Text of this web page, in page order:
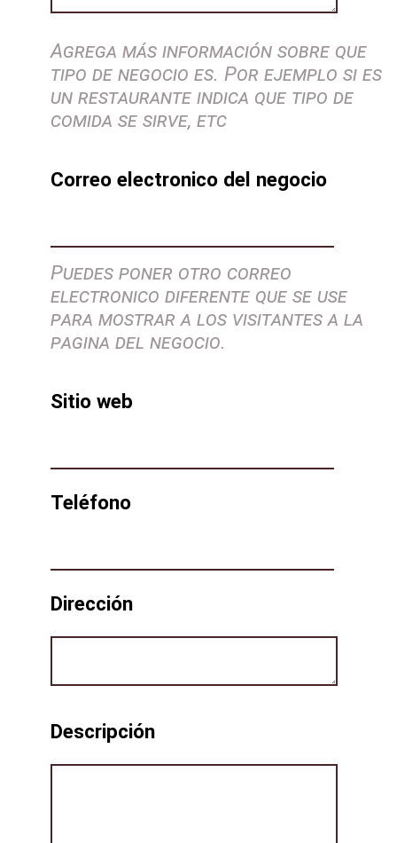
Agrega más información sobre que
tipo de negocio es. Por ejemplo si es
un restaurante indica que tipo de
comida se sirve, etc
Correo electronico del negocio
Puedes poner otro correo
electronico diferente que se use
para mostrar a los visitantes a la
pagina del negocio.
Sitio web
Teléfono
Dirección
Descripción